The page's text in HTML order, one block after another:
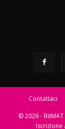
Contattaci
© 2026 -
Iscrizione